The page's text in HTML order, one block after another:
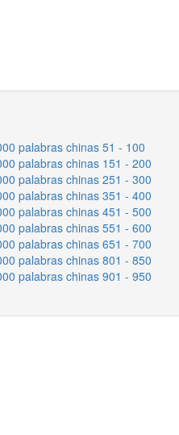
palabras chinas 51 - 100
palabras chinas 151 - 200
palabras chinas 251 - 300
palabras chinas 351 - 400
palabras chinas 451 - 500
palabras chinas 551 - 600
palabras chinas 651 - 700
palabras chinas 801 - 850
palabras chinas 901 - 950